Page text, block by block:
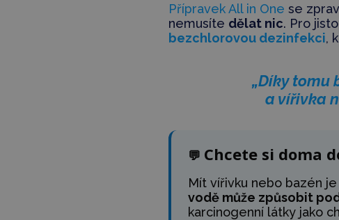
Přípravek All in One se
nemusíte dělat nic. Pro
bezchlorovou dezinfekci,
„Díky tomu
a vířivka
💬 Chcete si doma
Mít vířivku nebo bazén
vodě může způsobit
karcinogenní látky jako